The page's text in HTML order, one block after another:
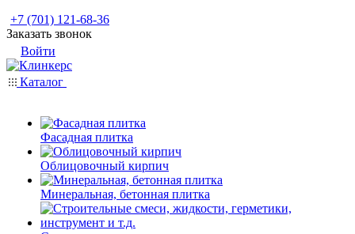
+7 (701) 121-68-36
Заказать звонок
Войти
Каталог
Фасадная плитка
Облицовочный кирпич
Минеральная, бетонная плитка